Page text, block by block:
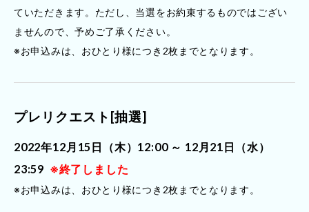
ていただきます。ただし、当選をお約束するものではござい
ませんので、予めご了承ください。
※お申込みは、おひとり様につき2枚までとなります。
プレリクエスト[抽選]
2022年12月15日（木）12:00 ～ 12月21日（水）
23:59 ※終了しました
※お申込みは、おひとり様につき2枚までとなります。